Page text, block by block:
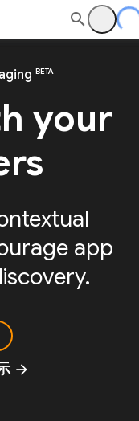
BETA
your
app
arrow_forward